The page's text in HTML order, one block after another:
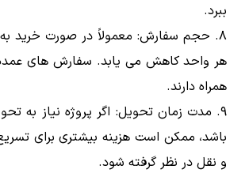
ببرد.
حجم سفارش: معمولاً در صورت خرید به
هر واحد کاهش می یابد. سفارش های
همراه دارند.
مدت زمان تحویل: اگر پروژه نیاز به
باشد، ممکن است هزینه بیشتری برای
و نقل در نظر گرفته شود.